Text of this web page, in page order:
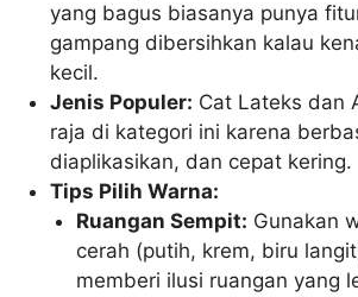
yang bagus biasanya punya
gampang dibersihkan kalau
kecil.
Jenis Populer: Cat Lateks dan
raja di kategori ini karena
diaplikasikan, dan cepat kering.
Tips Pilih Warna:
Ruangan Sempit: Gunakan
cerah (putih, krem, biru
memberi ilusi ruangan yang